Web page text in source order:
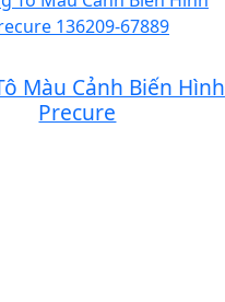
Màu Cảnh Biến Hình
Precure